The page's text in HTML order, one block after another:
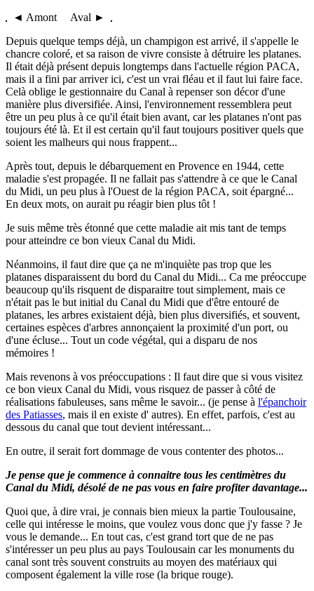
◄ Amont Aval ►
Depuis quelque temps déjà, un champigon est arrivé, il s'appelle le
chancre coloré, et sa raison de vivre consiste à détruire les platanes.
Il était déjà présent depuis longtemps dans l'actuelle région PACA,
mais il a fini par arriver ici, c'est un vrai fléau et il faut lui faire face.
Celà oblige le gestionnaire du Canal à repenser son décor d'une
manière plus diversifiée. Ainsi, l'environnement ressemblera peut
être un peu plus à ce qu'il était bien avant, car les platanes n'ont pas
toujours été là. Et il est certain qu'il faut toujours positiver quels que
soient les malheurs qui nous frappent...
Après tout, depuis le débarquement en Provence en 1944, cette
maladie s'est propagée. Il ne fallait pas s'attendre à ce que le Canal
du Midi, un peu plus à l'Ouest de la région PACA, soit épargné...
En deux mots, on aurait pu réagir bien plus tôt !
Je suis même très étonné que cette maladie ait mis tant de temps
pour atteindre ce bon vieux Canal du Midi.
Néanmoins, il faut dire que ça ne m'inquiète pas trop que les
platanes disparaissent du bord du Canal du Midi... Ca me préoccupe
beaucoup qu'ils risquent de disparaitre tout simplement, mais ce
n'était pas le but initial du Canal du Midi que d'être entouré de
platanes, les arbres existaient déjà, bien plus diversifiés, et souvent,
certaines espèces d'arbres annonçaient la proximité d'un port, ou
d'une écluse... Tout un code végétal, qui a disparu de nos
mémoires !
Mais revenons à vos préoccupations : Il faut dire que si vous visitez
ce bon vieux Canal du Midi, vous risquez de passer à côté de
réalisations fabuleuses, sans même le savoir... (je pense à l'épanchoir
des Patiasses, mais il en existe d' autres). En effet, parfois, c'est au
dessous du canal que tout devient intéressant...
En outre, il serait fort dommage de vous contenter des photos...
Je pense que je commence à connaitre tous les centimètres du
Canal du Midi, désolé de ne pas vous en faire profiter davantage...
Quoi que, à dire vrai, je connais bien mieux la partie Toulousaine,
celle qui intéresse le moins, que voulez vous donc que j'y fasse ? Je
vous le demande... En tout cas, c'est grand tort que de ne pas
s'intéresser un peu plus au pays Toulousain car les monuments du
canal sont très souvent construits au moyen des matériaux qui
composent également la ville rose (la brique rouge).